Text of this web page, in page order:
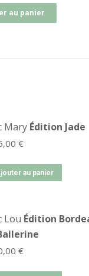
au panier
Mary Édition Jade
€
au panier
Lou Édition
€